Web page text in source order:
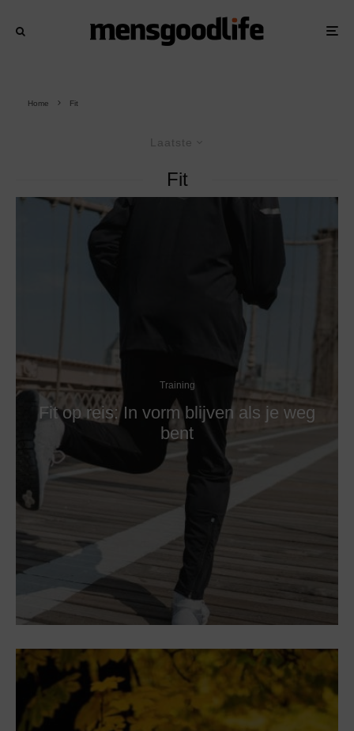
Home Fit
Laatste
Fit
Training
Fit op reis: In vorm blijven als je weg
bent